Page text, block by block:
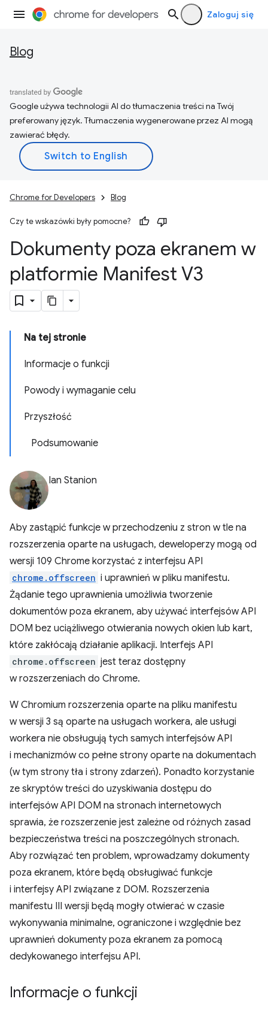
Zaloguj się
Blog
Google używa technologii AI do tłumaczenia treści na Twój
preferowany język. Tłumaczenia wygenerowane przez AI mogą
zawierać błędy.
Chrome for Developers Blog
Czy te wskazówki były pomocne?
Dokumenty poza ekranem w
platformie Manifest V3
Na tej stronie
Informacje o funkcji
Powody i wymaganie celu
Przyszłość
Podsumowanie
Ian Stanion
Aby zastąpić funkcje w przechodzeniu z stron w tle na
rozszerzenia oparte na usługach, deweloperzy mogą od
wersji 109 Chrome korzystać z interfejsu API
chrome.offscreen i uprawnień w pliku manifestu.
Żądanie tego uprawnienia umożliwia tworzenie
dokumentów poza ekranem, aby używać interfejsów API
DOM bez uciążliwego otwierania nowych okien lub kart,
które zakłócają działanie aplikacji. Interfejs API
chrome.offscreen jest teraz dostępny
w rozszerzeniach do Chrome.
W Chromium rozszerzenia oparte na pliku manifestu
w wersji 3 są oparte na usługach workera, ale usługi
workera nie obsługują tych samych interfejsów API
i mechanizmów co pełne strony oparte na dokumentach
(w tym strony tła i strony zdarzeń). Ponadto korzystanie
ze skryptów treści do uzyskiwania dostępu do
interfejsów API DOM na stronach internetowych
sprawia, że rozszerzenie jest zależne od różnych zasad
bezpieczeństwa treści na poszczególnych stronach.
Aby rozwiązać ten problem, wprowadzamy dokumenty
poza ekranem, które będą obsługiwać funkcje
i interfejsy API związane z DOM. Rozszerzenia
manifestu III wersji będą mogły otwierać w czasie
wykonywania minimalne, ograniczone i względnie bez
uprawnień dokumenty poza ekranem za pomocą
dedykowanego interfejsu API.
Informacje o funkcji